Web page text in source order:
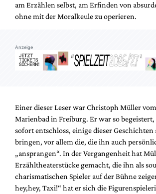
am Erzählen selbst, am Erfinden von
ohne mit der Moralkeule zu operieren.
Anzeige
Einer dieser Leser war Christoph Müller
Marienbad in Freiburg. Er war so begeistert,
sofort entschloss, einige dieser Geschichten
bringen, vor allem die, die ihn auch
„ansprangen“. In der Vergangenheit hat
Erzähltheaterstücke gemacht, die ihn als
charismatischen Spieler auf der Bühne
hey,hey, Taxi!“ hat er sich die